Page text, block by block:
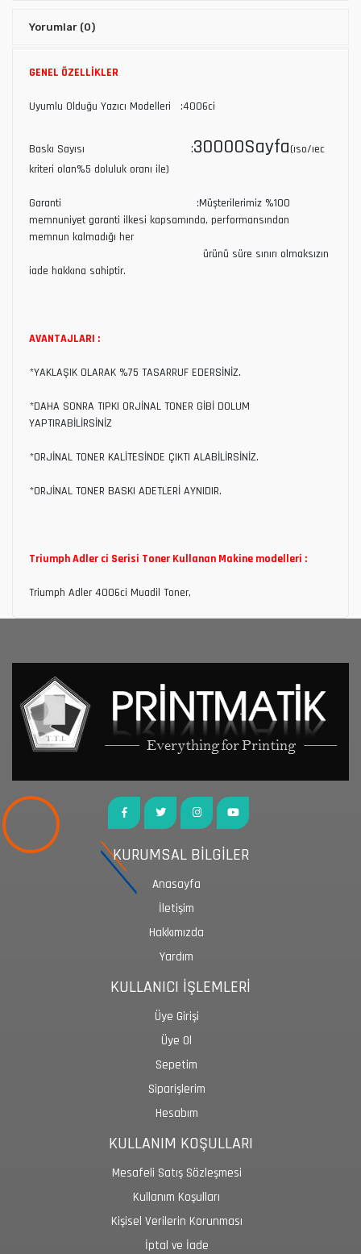
Yorumlar (0)
GENEL ÖZELLİKLER
Uyumlu Olduğu Yazıcı Modelleri :4006ci
Baskı Sayısı :30000Sayfa(ıso/ıec
kriteri olan%5 doluluk oranı ile)
Garanti :Müşterilerimiz %100
memnuniyet garanti ilkesi kapsamında, performansından
memnun kalmadığı her
ürünü süre sınırı olmaksızın
iade hakkına sahiptir.
AVANTAJLARI :
*YAKLAŞIK OLARAK %75 TASARRUF EDERSİNİZ.
*DAHA SONRA TIPKI ORJİNAL TONER GİBİ DOLUM
YAPTIRABİLİRSİNİZ
*ORJİNAL TONER KALİTESİNDE ÇIKTI ALABİLİRSİNİZ.
*ORJİNAL TONER BASKI ADETLERİ AYNIDIR.
Triumph Adler ci Serisi Toner Kullanan Makine modelleri :
Triumph Adler 4006ci Muadil Toner,
KURUMSAL BİLGİLER
Anasayfa
İletişim
Hakkımızda
Yardım
KULLANICI İŞLEMLERİ
Üye Girişi
Üye Ol
Sepetim
Siparişlerim
Hesabım
KULLANIM KOŞULLARI
Mesafeli Satış Sözleşmesi
Kullanım Koşulları
Kişisel Verilerin Korunması
İptal ve İade